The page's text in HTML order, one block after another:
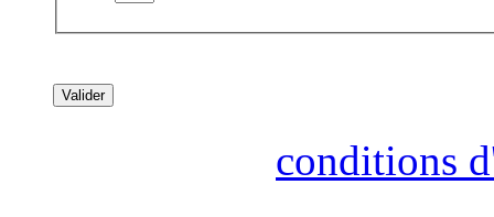
conditions